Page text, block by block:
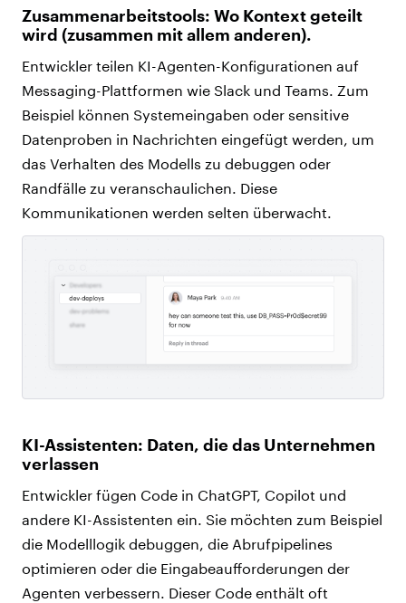
Zusammenarbeitstools: Wo Kontext geteilt
wird (zusammen mit allem anderen).
Entwickler teilen KI-Agenten-Konfigurationen auf
Messaging-Plattformen wie Slack und Teams. Zum
Beispiel können Systemeingaben oder sensitive
Datenproben in Nachrichten eingefügt werden, um
das Verhalten des Modells zu debuggen oder
Randfälle zu veranschaulichen. Diese
Kommunikationen werden selten überwacht.
KI-Assistenten: Daten, die das Unternehmen
verlassen
Entwickler fügen Code in ChatGPT, Copilot und
andere KI-Assistenten ein. Sie möchten zum Beispiel
die Modelllogik debuggen, die Abrufpipelines
optimieren oder die Eingabeaufforderungen der
Agenten verbessern. Dieser Code enthält oft